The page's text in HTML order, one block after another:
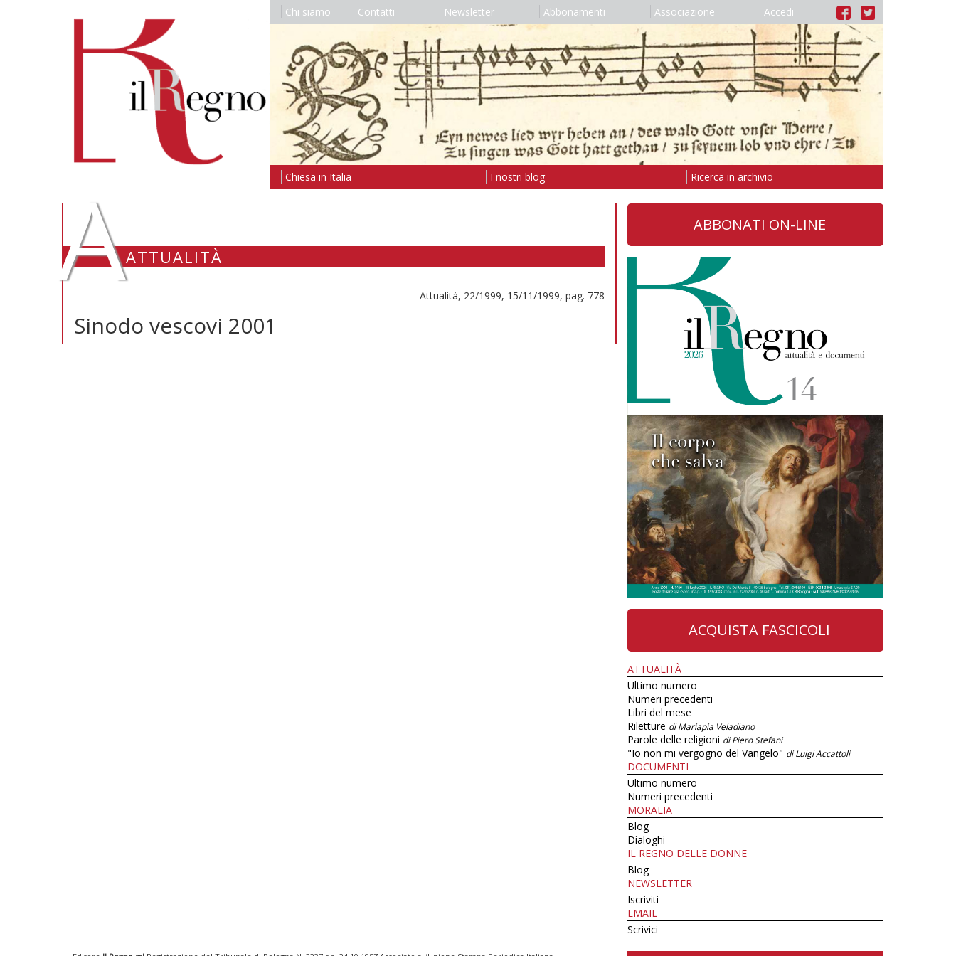
Chi siamo Contatti Newsletter Abbonamenti Associazione Accedi
Chiesa in Italia I nostri blog Ricerca in archivio
AATTUALITÀ
Attualità, 22/1999, 15/11/1999, pag. 778
Sinodo vescovi 2001
ABBONATI ON-LINE
ACQUISTA FASCICOLI
ATTUALITÀ
Ultimo numero
Numeri precedenti
Libri del mese
Riletture di Mariapia Veladiano
Parole delle religioni di Piero Stefani
"Io non mi vergogno del Vangelo" di Luigi Accattoli
DOCUMENTI
Ultimo numero
Numeri precedenti
MORALIA
Blog
Dialoghi
IL REGNO DELLE DONNE
Blog
NEWSLETTER
Iscriviti
EMAIL
Scrivici